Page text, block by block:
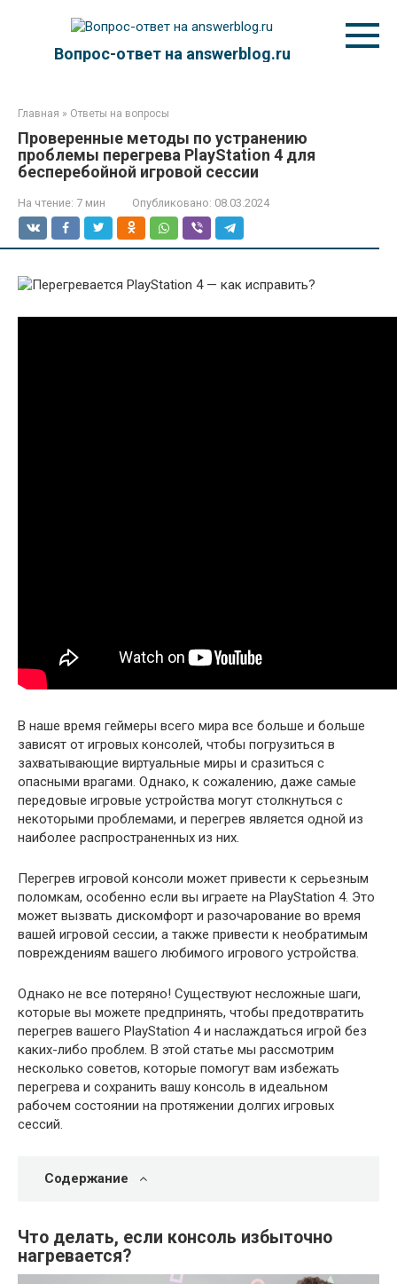
Вопрос-ответ на answerblog.ru
Главная » Ответы на вопросы
Проверенные методы по устранению
проблемы перегрева PlayStation 4 для
бесперебойной игровой сессии
На чтение: 7 мин Опубликовано: 08.03.2024
В наше время геймеры всего мира все больше и больше
зависят от игровых консолей, чтобы погрузиться в
захватывающие виртуальные миры и сразиться с
опасными врагами. Однако, к сожалению, даже самые
передовые игровые устройства могут столкнуться с
некоторыми проблемами, и перегрев является одной из
наиболее распространенных из них.
Перегрев игровой консоли может привести к серьезным
поломкам, особенно если вы играете на PlayStation 4. Это
может вызвать дискомфорт и разочарование во время
вашей игровой сессии, а также привести к необратимым
повреждениям вашего любимого игрового устройства.
Однако не все потеряно! Существуют несложные шаги,
которые вы можете предпринять, чтобы предотвратить
перегрев вашего PlayStation 4 и наслаждаться игрой без
каких-либо проблем. В этой статье мы рассмотрим
несколько советов, которые помогут вам избежать
перегрева и сохранить вашу консоль в идеальном
рабочем состоянии на протяжении долгих игровых
сессий.
Содержание
Что делать, если консоль избыточно
нагревается?